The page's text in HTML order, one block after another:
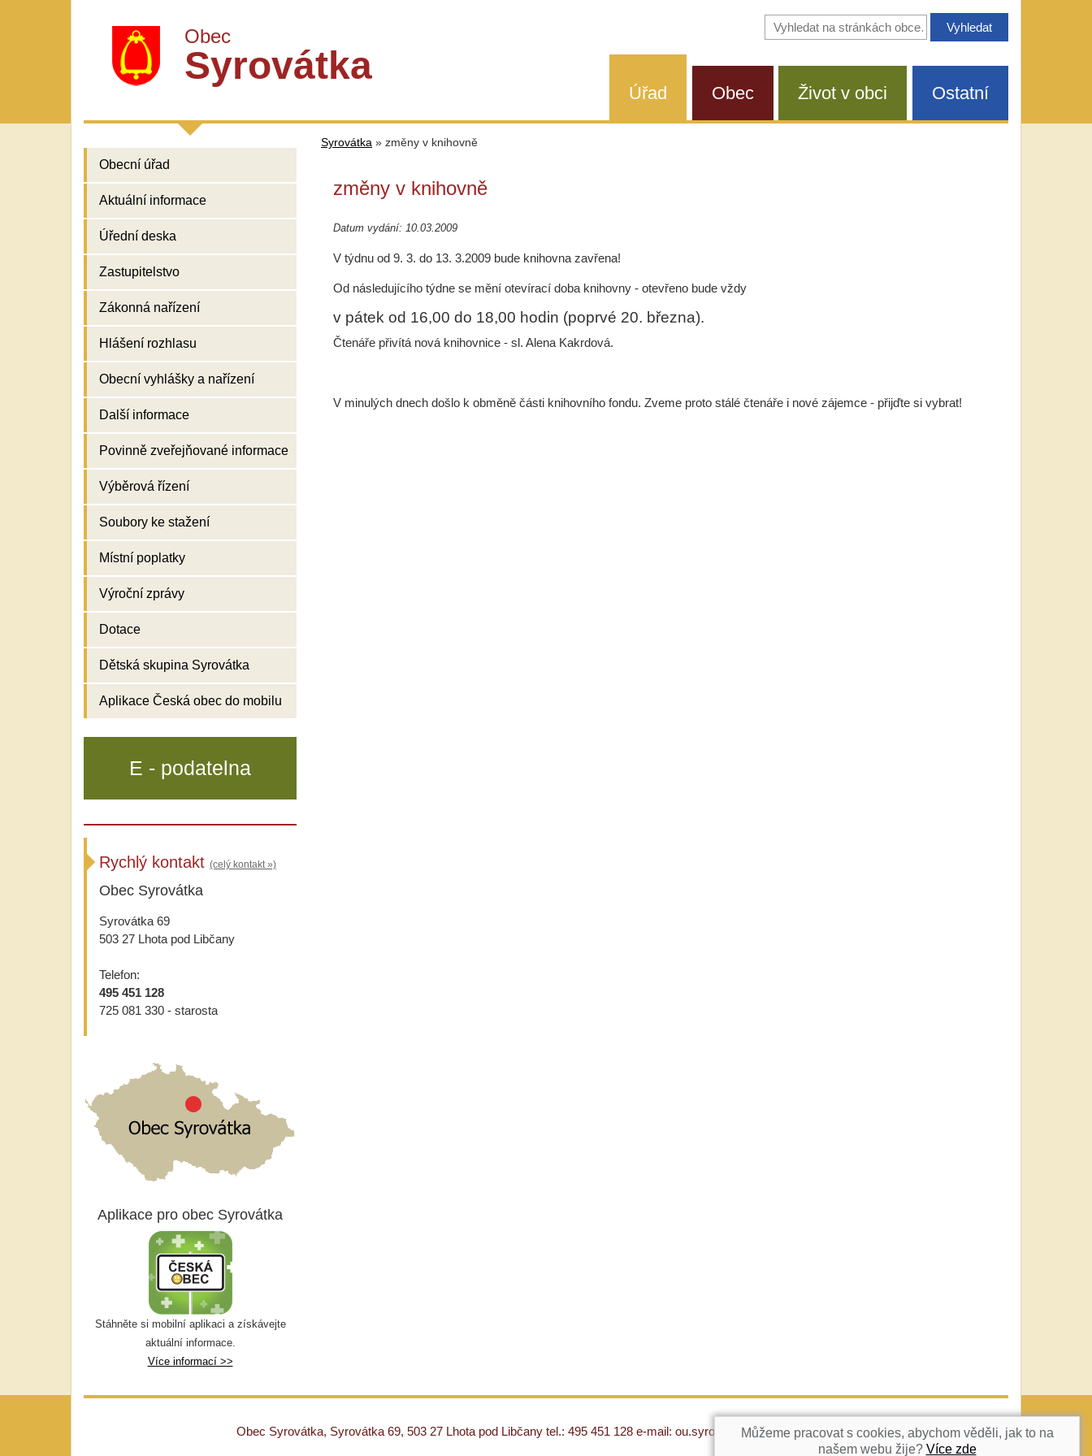
Obec
Syrovátka
Vyhledávání
na
Úřad Obec Život v obci Ostatní
Obecní úřad
Aktuální informace
Úřední deska
Zastupitelstvo
Zákonná nařízení
Hlášení rozhlasu
Obecní vyhlášky a nařízení
Další informace
Povinně zveřejňované informace
Výběrová řízení
Soubory ke stažení
Místní poplatky
Výroční zprávy
Dotace
Dětská skupina Syrovátka
Aplikace Česká obec do mobilu
Syrovátka » změny v knihovně
změny v knihovně
Datum vydání: 10.03.2009
V týdnu od 9. 3. do 13. 3.2009 bude knihovna zavřena!
Od následujícího týdne se mění otevírací doba knihovny - otevřeno bude vždy
v pátek od 16,00 do 18,00 hodin (poprvé 20. března).
Čtenáře přivítá nová knihovnice - sl. Alena Kakrdová.
V minulých dnech došlo k obměně části knihovního fondu. Zveme proto stálé čtenáře i nové zájemce - přijďte si vybrat!
E - podatelna
Rychlý kontakt (celý kontakt »)
Obec Syrovátka
Syrovátka 69
503 27 Lhota pod Libčany
Telefon:
495 451 128
725 081 330 - starosta
Aplikace pro obec Syrovátka
Stáhněte si mobilní aplikaci a získávejte
aktuální informace.
Více informací >>
NAHORU
Obec Syrovátka, Syrovátka 69, 503 27 Lhota pod Libčany tel.: 495 451 128 e-mail: ou.syrovatka@c-box.czMůžeme pracovat s cookies, abychom věděli, jak to na
našem webu žije? Více zde